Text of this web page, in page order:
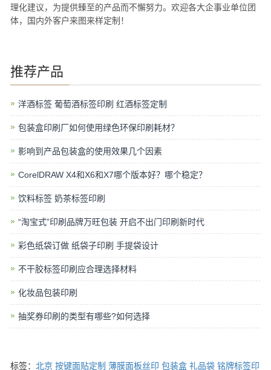
理化建议，为提供臻至的产品而不懈努力。欢迎各大企事业单位团
体，国内外客户来图来样定制！
推荐产品
洋酒标签 葡萄酒标签印刷 红酒标签定制
包装盒印刷厂如何使用绿色环保印刷耗材？
影响到产品包装盒的使用效果几个因素
CorelDRAW X4和X6和X7哪个版本好？哪个稳定？
饮料标签 奶茶标签印刷
“淘宝式”印刷品牌万旺包装 开启不出门印刷新时代
彩色纸袋订做 纸袋子印刷 手提袋设计
不干胶标签印刷应合理选择材料
化妆品包装印刷
抽奖券印刷的类型有哪些?如何选择
标签： 北京 按键面贴定制 薄膜面板丝印 包装盒 礼品袋 铭牌标签印